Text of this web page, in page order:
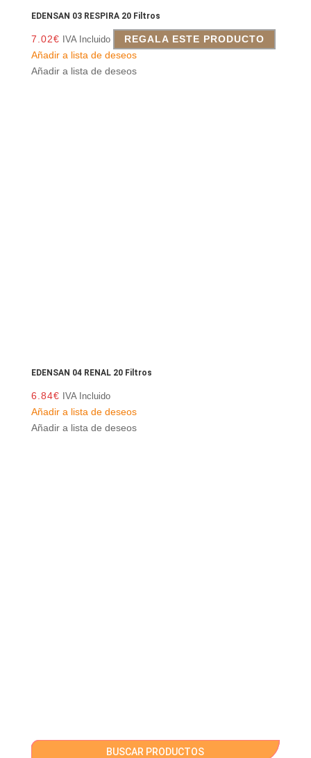
EDENSAN 03 RESPIRA 20 Filtros
7.02€ IVA Incluido
REGALA ESTE PRODUCTO
Añadir a lista de deseos
Añadir a lista de deseos
EDENSAN 04 RENAL 20 Filtros
6.84€ IVA Incluido
Añadir a lista de deseos
Añadir a lista de deseos
BUSCAR PRODUCTOS